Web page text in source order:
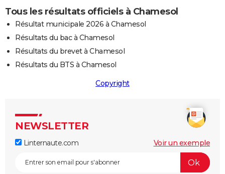
Tous les résultats officiels à Chamesol
Résultat municipale 2026 à Chamesol
Résultats du bac à Chamesol
Résultats du brevet à Chamesol
Résultats du BTS à Chamesol
Copyright
NEWSLETTER
Linternaute.com Voir un exemple